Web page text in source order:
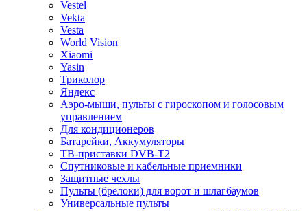
Vestel
Vekta
Vesta
World Vision
Xiaomi
Yasin
Триколор
Яндекс
Аэро-мыши, пульты с гироскопом и голосовым
управлением
Для кондиционеров
Батарейки, Аккумуляторы
ТВ-приставки DVB-T2
Спутниковые и кабельные приемники
Защитные чехлы
Пульты (брелоки) для ворот и шлагбаумов
Универсальные пульты